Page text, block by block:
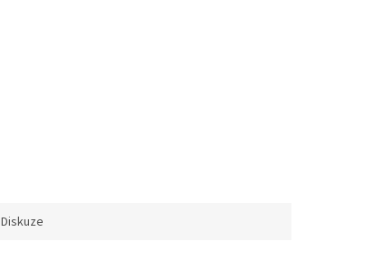
Diskuze